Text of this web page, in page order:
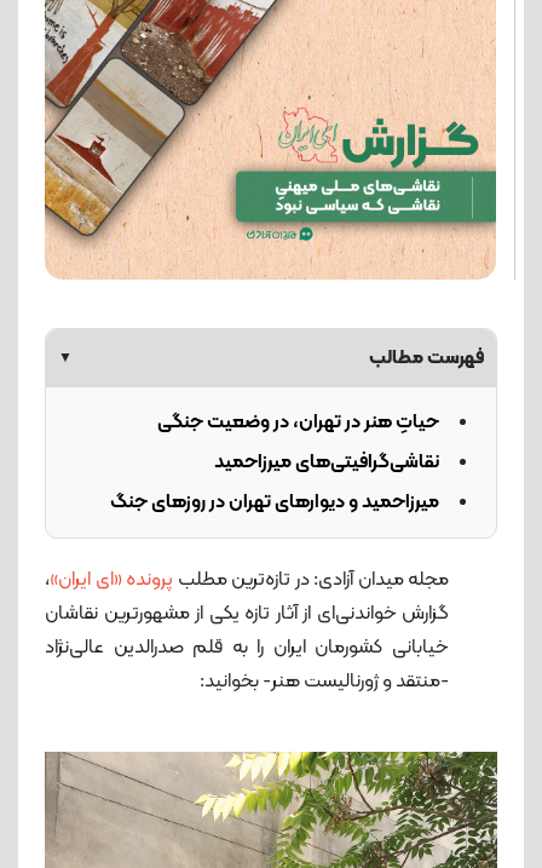
فهرست مطالب ▼
حیاتِ هنر در تهران، در وضعیت جنگی
نقاشی‌گرافیتی‌های میرزاحمید
میرزاحمید و دیوارهای تهران در روزهای جنگ
مجله میدان آزادی: در تازه‌ترین مطلب پرونده «ای ایران»،
گزارش خواندنی‌ای از آثار تازه یکی از مشهورترین نقاشان
خیابانی کشورمان ایران را به قلم صدرالدین عالی‌نژاد
-منتقد و ژورنالیست هنر- بخوانید: